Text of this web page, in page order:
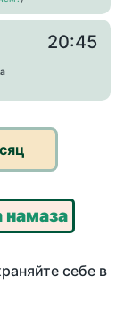
20:45
намаза
себе в